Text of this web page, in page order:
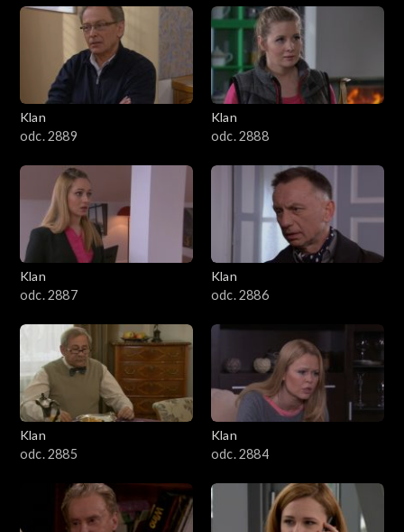
2901–3000
2801–2900
2701–2800
2501–2600
2401–2500
2301–2400
2201–2300
2101–2200
2001–2100
1901–2000
1801–1900
Klan
odc. 2889
Klan
odc. 2888
Klan
odc. 2887
Klan
odc. 2886
Klan
odc. 2885
Klan
odc. 2884